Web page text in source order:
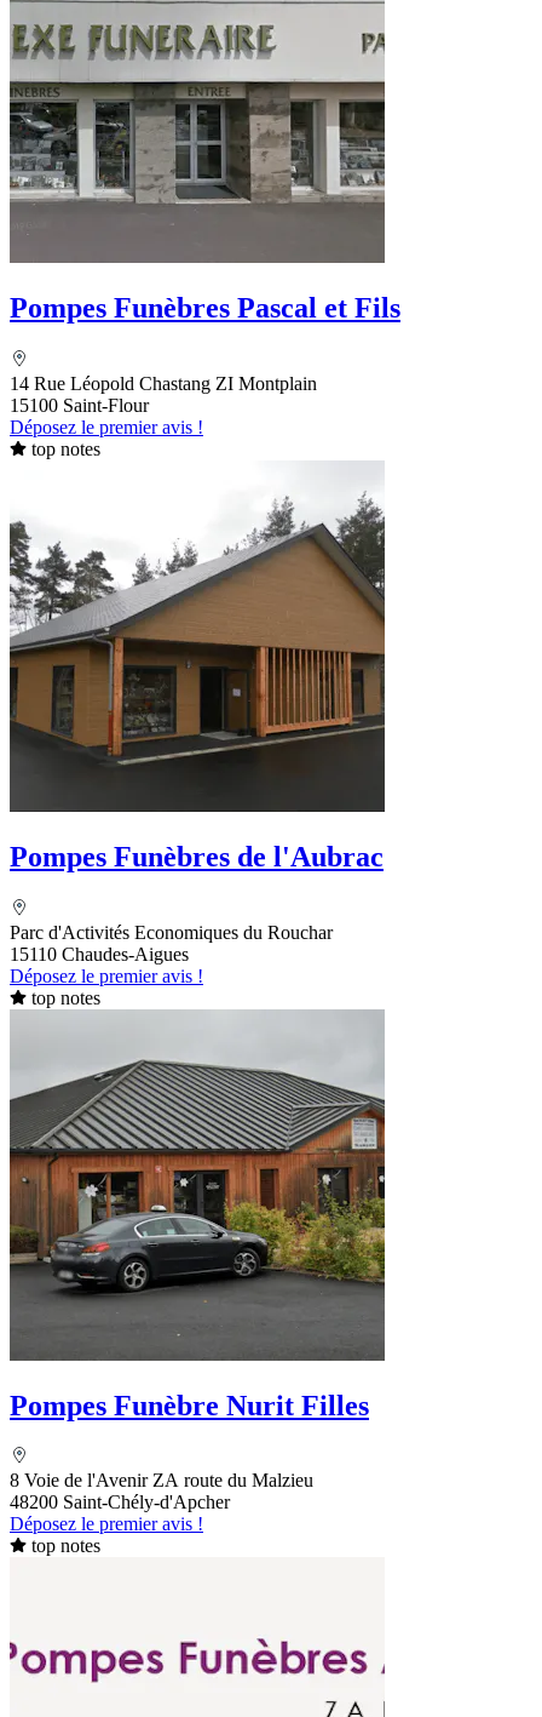
Pompes Funèbres Pascal et Fils
14 Rue Léopold Chastang ZI Montplain
15100 Saint-Flour
Déposez le premier avis !
top notes
Pompes Funèbres de l'Aubrac
Parc d'Activités Economiques du Rouchar
15110 Chaudes-Aigues
Déposez le premier avis !
top notes
Pompes Funèbre Nurit Filles
8 Voie de l'Avenir ZA route du Malzieu
48200 Saint-Chély-d'Apcher
Déposez le premier avis !
top notes